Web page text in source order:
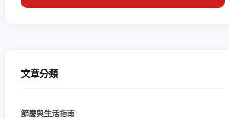
文章分類
節慶與生活指南